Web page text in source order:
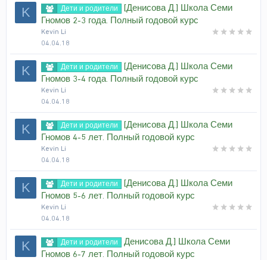
K Дети и родители
[Денисова Д.] Школа Семи
Гномов 2-3 года. Полный годовой курс
Kevin Li
04.04.18
K Дети и родители
[Денисова Д.] Школа Семи
Гномов 3-4 года. Полный годовой курс
Kevin Li
04.04.18
K Дети и родители
[Денисова Д.] Школа Семи
Гномов 4-5 лет. Полный годовой курс
Kevin Li
04.04.18
K Дети и родители
[Денисова Д.] Школа Семи
Гномов 5-6 лет. Полный годовой курс
Kevin Li
04.04.18
K Дети и родители
Денисова Д.] Школа Семи
Гномов 6-7 лет. Полный годовой курс